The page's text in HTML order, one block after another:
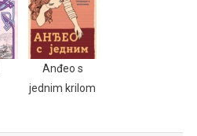
Anđeo s
jednim krilom